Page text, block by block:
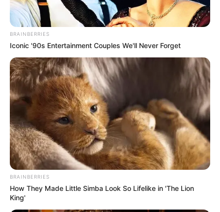
BRAINBERRIES
Iconic '90s Entertainment Couples We'll Never Forget
BRAINBERRIES
How They Made Little Simba Look So Lifelike in 'The Lion
King'